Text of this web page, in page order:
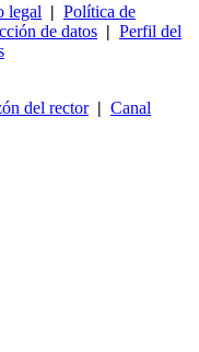
legal | Política de
de datos | Perfil del
del rector| Canal